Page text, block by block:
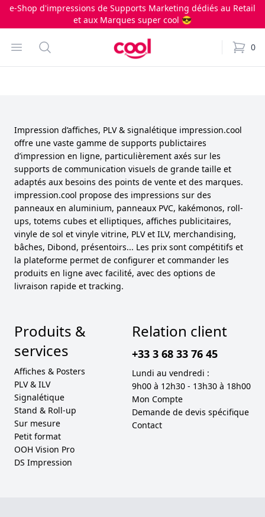
e-Shop d'impressions de Supports Marketing dédiés au Retail
et aux Marques super cool 😎
Open menu
Search
Impression.cool
0
items
Impression d’affiches, PLV & signalétique impression.cool
offre une vaste gamme de supports publictaires
d’impression en ligne, particulièrement axés sur les
supports de communication visuels de grande taille et
adaptés aux besoins des points de vente et des marques.
impression.cool propose des impressions sur des
panneaux en aluminium, panneaux PVC, kakémonos, roll-
ups, totems cubes et elliptiques, affiches publicitaires,
vinyle de sol et vinyle vitrine, PLV et ILV, merchandising,
bâches, Dibond, présentoirs... Les prix sont compétitifs et
la plateforme permet de configurer et commander les
produits en ligne avec facilité, avec des options de
livraison rapide et tracking.
Produits &
services
Affiches & Posters
PLV & ILV
Signalétique
Stand & Roll-up
Sur mesure
Petit format
OOH Vision Pro
DS Impression
Relation client
+33 3 68 33 76 45
Lundi au vendredi :
9h00 à 12h30 - 13h30 à 18h00
Mon Compte
Demande de devis spécifique
Contact